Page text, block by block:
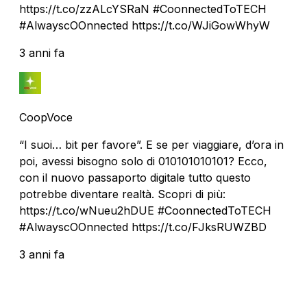
https://t.co/zzALcYSRaN #CoonnectedToTECH
#AlwayscOOnnected https://t.co/WJiGowWhyW
3 anni fa
CoopVoce
“I suoi… bit per favore”. E se per viaggiare, d’ora in
poi, avessi bisogno solo di 010101010101? Ecco,
con il nuovo passaporto digitale tutto questo
potrebbe diventare realtà. Scopri di più:
https://t.co/wNueu2hDUE #CoonnectedToTECH
#AlwayscOOnnected https://t.co/FJksRUWZBD
3 anni fa